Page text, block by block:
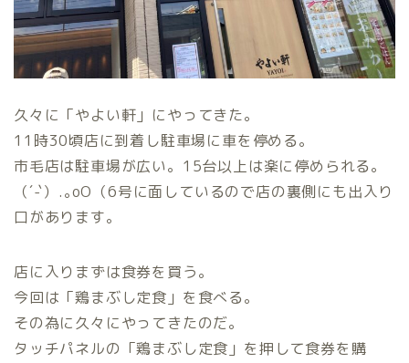
久々に「やよい軒」にやってきた。
11時30頃店に到着し駐車場に車を停める。
市毛店は駐車場が広い。15台以上は楽に停められる。
（´-`）.｡oO（6号に面しているので店の裏側にも出入り
口があります。
店に入りまずは食券を買う。
今回は「鶏まぶし定食」を食べる。
その為に久々にやってきたのだ。
タッチパネルの「鶏まぶし定食」を押して食券を購